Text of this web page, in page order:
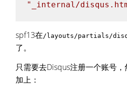
"_internal/
spf13在/layouts/partials/
了。
只需要去Disqus注册一个账号，
加上：